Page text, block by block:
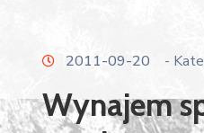
2011-09-20 -
Wynajem